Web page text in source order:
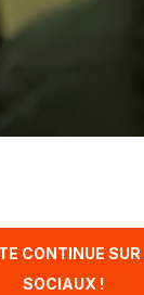
CONTINUE
SOCIAUX !